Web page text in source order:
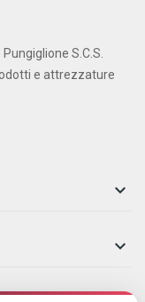
S.C.S.
e attrezzature

